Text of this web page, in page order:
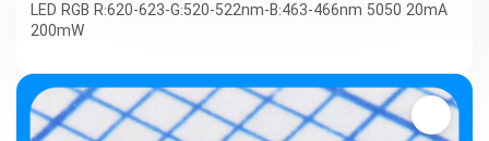
LED RGB R:620-623-G:520-522nm-B:463-466nm 5050 20mA
200mW